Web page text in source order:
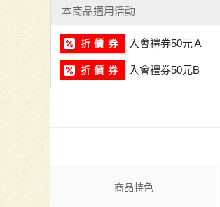
本商品適用活動
折 價 券 入會禮券50元Ａ
折 價 券 入會禮券50元B
商品特色